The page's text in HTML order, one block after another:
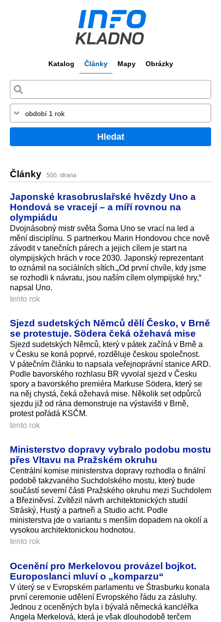
Katalog Články Mapy Obrázky
Hledat
Články 500. strana
Japonské krasobruslařské hvězdy Uno a
Hondová se vracejí – a míří rovnou na
olympiádu
Dvojnásobný mistr světa Šoma Uno se vrací na led a
mění disciplínu. S partnerkou Marin Hondovou chce nově
závodit v tanečních párech a jejich cílem je start na
olympijských hrách v roce 2030. Japonský reprezentant
to oznámil na sociálních sítích.„Od první chvíle, kdy jsme
se rozhodli k návratu, jsou naším cílem olympijské hry,“
napsal Uno.
tento rok
Sjezd sudetských Němců dělí Česko, v Brně
se protestuje. Södera čeká ožehavá mise
Sjezd sudetských Němců, který v pátek začíná v Brně a
v Česku se koná poprvé, rozděluje českou společnost.
V pátečním článku to napsala veřejnoprávní stanice ARD.
Podle bavorského rozhlasu BR vyvolal sjezd v Česku
spory a bavorského premiéra Markuse Södera, který se
na něj chystá, čeká ožehavá mise. Několik set odpůrců
sjezdu již od rána demonstruje na výstavišti v Brně,
protest pořádá KSČM.
tento rok
Ministerstvo dopravy vybralo podobu mostu
přes Vltavu na Pražském okruhu
Centrální komise ministerstva dopravy rozhodla o finální
podobě takzvaného Suchdolského mostu, který bude
součástí severní části Pražského okruhu mezi Suchdolem
a Březiněvsí. Zvítězil návrh architektonických studií
Stráský, Hustý a partneři a Studio acht. Podle
ministerstva jde o variantu s menším dopadem na okolí a
vysokou architektonickou hodnotou.
tento rok
Ocenění pro Merkelovou provázel bojkot.
Europoslanci mluví o „komparzu“
V úterý se v Evropském parlamentu ve Štrasburku konala
první ceremonie udělení Evropského řádu za zásluhy.
Jednou z oceněných byla i bývalá německá kancléřka
Angela Merkelová, která je však dlouhodobě terčem